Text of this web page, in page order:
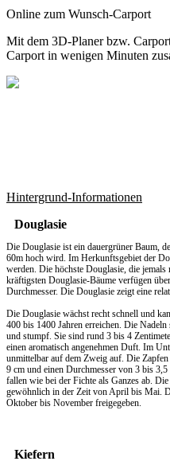
Online zum Wunsch-Carport
Mit dem 3D-Planerbzw.
Carport in wenigen Minuten
Hintergrund-Informationen
Douglasie
Die Douglasie ist ein dauergrüner Baum,
60m hoch wird. Im Herkunftsgebiet der
werden. Die höchste Douglasie, die
kräftigsten Douglasie-Bäume verfügen
Durchmesser. Die Douglasie zeigt eine
Die Douglasie wächst recht schnell und
400 bis 1400 Jahren erreichen. Die
und stumpf. Sie sind rund 3 bis 4
einen aromatisch angenehmen Duft. Im
unmittelbar auf dem Zweig auf. Die
9 cm und einen Durchmesser von 3 bis
fallen wie bei der Fichte als Ganzes ab.
gewöhnlich in der Zeit von April bis Mai.
Oktober bis November freigegeben.
Kiefern